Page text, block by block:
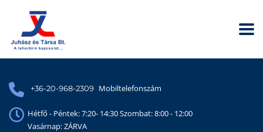
+36-20-968-2309 Mobiltelefonszám
Hétfő - Péntek: 7:20- 14:30 Szombat: 8:00 - 12:00
Vasárnap: ZÁRVA